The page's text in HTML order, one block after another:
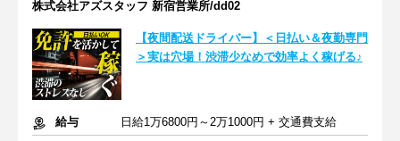
株式会社アズスタッフ 新宿営業所/dd02
【夜間配送ドライバー】＜日払い＆夜勤専門
＞実は穴場！渋滞少なめで効率よく稼げる♪
給与
日給1万6800円～2万1000円 + 交通費支給